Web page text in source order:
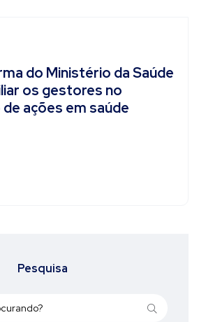
do Ministério da Saúde
os gestores no
ações em saúde
Pesquisa